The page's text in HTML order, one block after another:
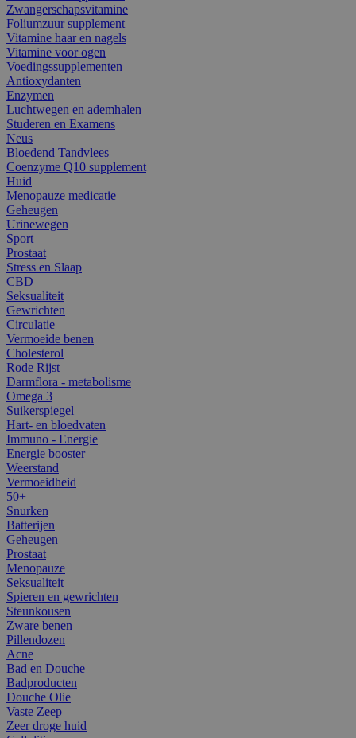
Zwangerschapsvitamine
Foliumzuur supplement
Vitamine haar en nagels
Vitamine voor ogen
Voedingssupplementen
Antioxydanten
Enzymen
Luchtwegen en ademhalen
Studeren en Examens
Neus
Bloedend Tandvlees
Coenzyme Q10 supplement
Huid
Menopauze medicatie
Geheugen
Urinewegen
Sport
Prostaat
Stress en Slaap
CBD
Seksualiteit
Gewrichten
Circulatie
Vermoeide benen
Cholesterol
Rode Rijst
Darmflora - metabolisme
Omega 3
Suikerspiegel
Hart- en bloedvaten
Immuno - Energie
Energie booster
Weerstand
Vermoeidheid
50+
Snurken
Batterijen
Geheugen
Prostaat
Menopauze
Seksualiteit
Spieren en gewrichten
Steunkousen
Zware benen
Pillendozen
Acne
Bad en Douche
Badproducten
Douche Olie
Vaste Zeep
Zeer droge huid